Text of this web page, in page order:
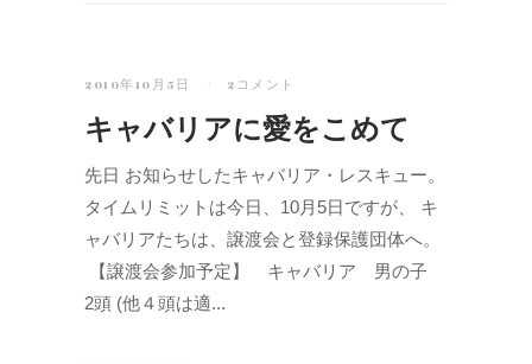
2010年10月5日 2コメント
キャバリアに愛をこめて
先日 お知らせしたキャバリア・レスキュー。
タイムリミットは今日、10月5日ですが、 キ
ャバリアたちは、譲渡会と登録保護団体へ。
【譲渡会参加予定】 キャバリア 男の子
2頭 (他４頭は適...